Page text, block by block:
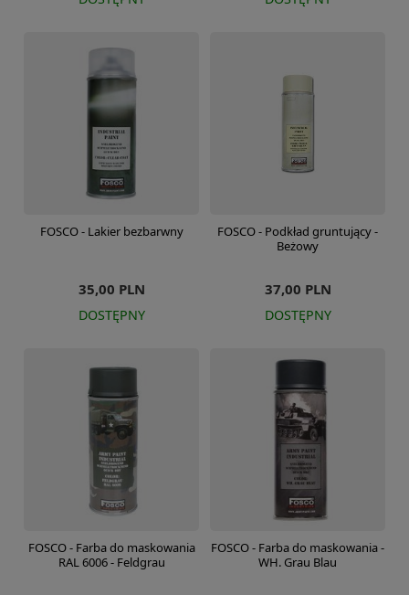
FOSCO - Lakier bezbarwny
35,00 PLN
DOSTĘPNY
FOSCO - Podkład gruntujący -
Beżowy
37,00 PLN
DOSTĘPNY
FOSCO - Farba do maskowania
RAL 6006 - Feldgrau
FOSCO - Farba do maskowania -
WH. Grau Blau